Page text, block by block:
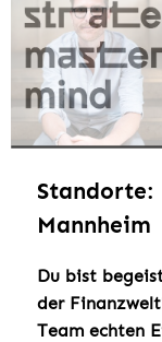
Mannheim
Du bist
der
Team echten